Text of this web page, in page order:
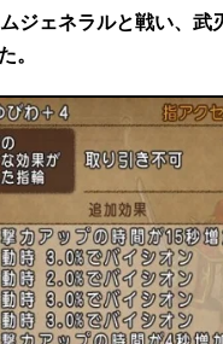
ジェネラルと戦い、武
。